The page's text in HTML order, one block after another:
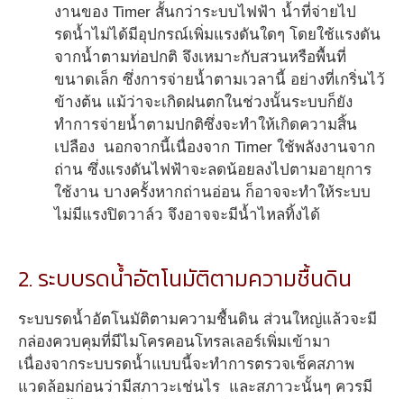
งานของ Timer สั้นกว่าระบบไฟฟ้า น้ำที่จ่ายไป
รดน้ำไม่ได้มีอุปกรณ์เพิ่มแรงดันใดๆ โดยใช้แรงดัน
จากน้ำตามท่อปกติ จึงเหมาะกับสวนหรือพื้นที่
ขนาดเล็ก ซึ่งการจ่ายน้ำตามเวลานี้ อย่างที่เกริ่นไว้
ข้างต้น แม้ว่าจะเกิดฝนตกในช่วงนั้นระบบก็ยัง
ทำการจ่ายน้ำตามปกติซึ่งจะทำให้เกิดความสิ้น
เปลือง นอกจากนี้เนื่องจาก Timer ใช้พลังงานจาก
ถ่าน ซึ่งแรงดันไฟฟ้าจะลดน้อยลงไปตามอายุการ
ใช้งาน บางครั้งหากถ่านอ่อน ก็อาจจะทำให้ระบบ
ไม่มีแรงปิดวาล์ว จึงอาจจะมีน้ำไหลทิ้งได้
2. ระบบรดน้ำอัตโนมัติตามความชื้นดิน
ระบบรดน้ำอัตโนมัติตามความชื้นดิน ส่วนใหญ่แล้วจะมี
กล่องควบคุมที่มีไมโครคอนโทรลเลอร์เพิ่มเข้ามา
เนื่องจากระบบรดน้ำแบบนี้จะทำการตรวจเช็คสภาพ
แวดล้อมก่อนว่ามีสภาวะเช่นไร และสภาวะนั้นๆ ควรมี